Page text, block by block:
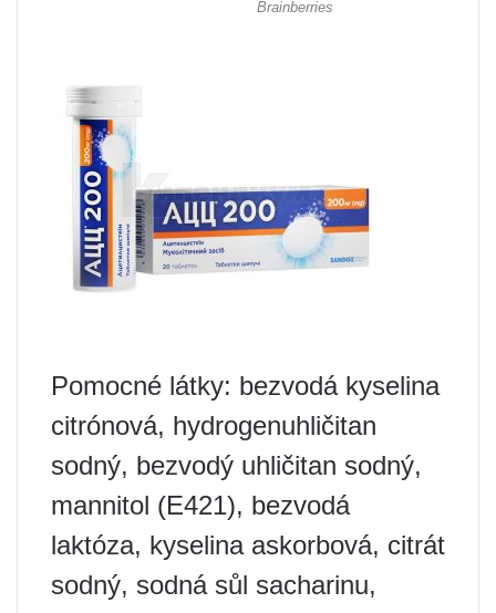
Pomocné látky: bezvodá kyselina
citrónová, hydrogenuhličitan
sodný, bezvodý uhličitan sodný,
mannitol (E421), bezvodá
laktóza, kyselina askorbová, citrát
sodný, sodná sůl sacharinu,